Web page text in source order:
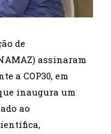
de
assinaram
a COP30, em
inaugura um
ao